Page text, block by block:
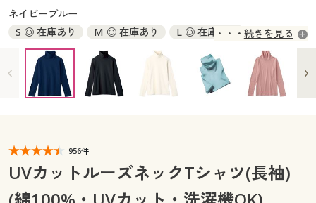
大きいサイズ 事務・制服
カタログ・チラシからのご注文
デジタルカタログ
カタログ無料プレゼント
マイページ
閲覧履歴
カタログ無料プレゼント
会員メニュー
閲覧履歴
お気に入り
ネイビーブルー
S ◎ 在庫あり
M ◎ 在庫あり
L ◎ 在庫あり
LL ◎ 在庫あり
3L ◎ 在庫あり 4L～5L ◎ 在庫あり
続きを見る
956件
UVカットルーズネックTシャツ(長袖)